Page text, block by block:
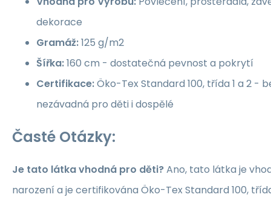
dekorace
Gramáž:125 g/m2
Šířka:160 cm - dostatečná pevnost a pokrytí
Certifikace:Öko-Tex Standard 100, třída 1 a 2 -
nezávadná pro děti i dospělé
Časté Otázky:
Je tato látka vhodná pro děti?Ano, tato látka je
narození a je certifikována Öko-Tex Standard 100,